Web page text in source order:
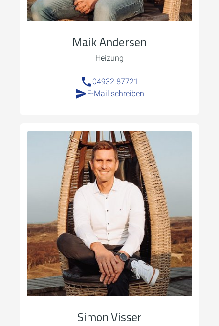
Maik Andersen
Heizung
04932 87721
E-Mail schreiben
Simon Visser